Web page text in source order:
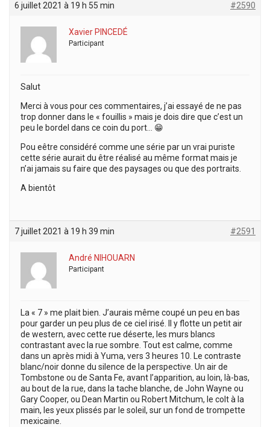
6 juillet 2021 à 19 h 55 min #2590
Xavier PINCEDÉ
Participant
Salut
Merci à vous pour ces commentaires, j’ai essayé de ne pas
trop donner dans le « fouillis » mais je dois dire que c’est un
peu le bordel dans ce coin du port… 😁
Pou eêtre considéré comme une série par un vrai puriste
cette série aurait du être réalisé au même format mais je
n’ai jamais su faire que des paysages ou que des portraits.
A bientôt
7 juillet 2021 à 19 h 39 min #2591
André NIHOUARN
Participant
La « 7 » me plait bien. J’aurais même coupé un peu en bas
pour garder un peu plus de ce ciel irisé. Il y flotte un petit air
de western, avec cette rue déserte, les murs blancs
contrastant avec la rue sombre. Tout est calme, comme
dans un après midi à Yuma, vers 3 heures 10. Le contraste
blanc/noir donne du silence de la perspective. Un air de
Tombstone ou de Santa Fe, avant l’apparition, au loin, là-bas,
au bout de la rue, dans la tache blanche, de John Wayne ou
Gary Cooper, ou Dean Martin ou Robert Mitchum, le colt à la
main, les yeux plissés par le soleil, sur un fond de trompette
mexicaine.